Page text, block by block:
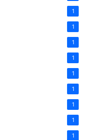
1
1
1
1
1
1
1
1
1